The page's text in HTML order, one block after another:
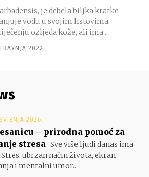
je debela biljka kratke
vodu u svojim listovima.
ozljeda kože, ali ima...
2022.
2026.
– prirodna pomoć za
stresa Sve više ljudi danas ima
ubrzan način života, ekran
i mentalni umor...